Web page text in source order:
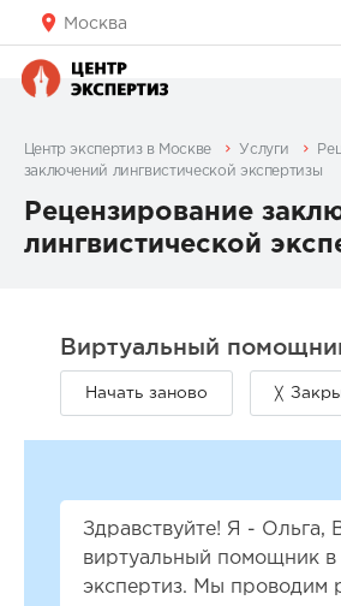
Москва
Центр экспертиз в Москве Услуги
заключений лингвистической экспертизы
Рецензирование
лингвистической
Здравствуйте! Я - Ольга,
виртуальный помощник в
экспертиз. Мы проводим